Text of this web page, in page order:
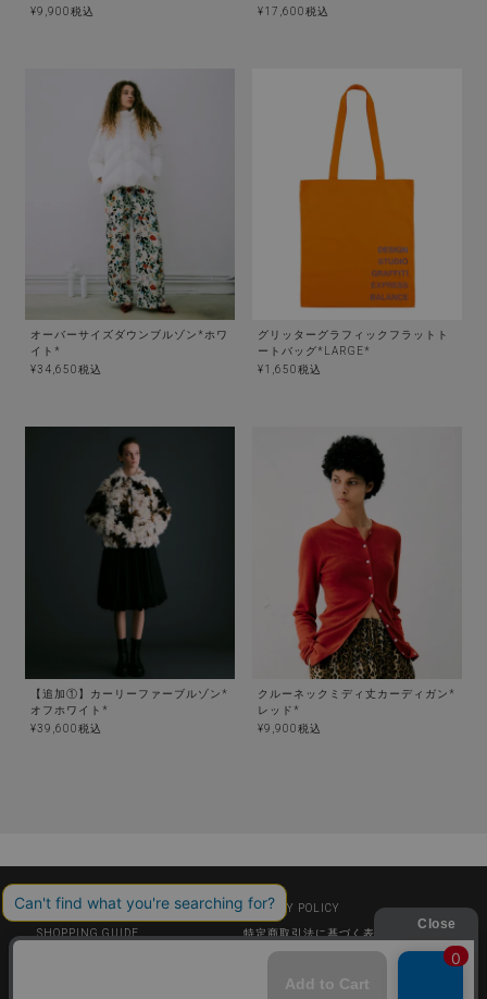
¥9,900税込
¥17,600税込
オーバーサイズダウンブルゾン*ホワ
イト*
¥34,650税込
グリッターグラフィックフラットト
ートバッグ*LARGE*
¥1,650税込
【追加①】カーリーファーブルゾン*
オフホワイト*
¥39,600税込
クルーネックミディ丈カーディガン*
レッド*
¥9,900税込
ABOUT US PRIVACY POLICY
SHOPPING GUIDE 特定商取引法に基づく表示
▶︎ Rakuten Fashion